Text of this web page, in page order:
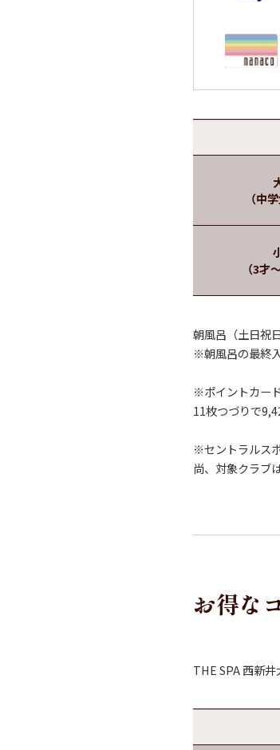
（中
（3才
朝風呂（土日祝
※朝風呂の最終
※ポイントカー
11枚つづりで
※セントラルス
尚、対象クラブ
お得な
THE SPA 西新